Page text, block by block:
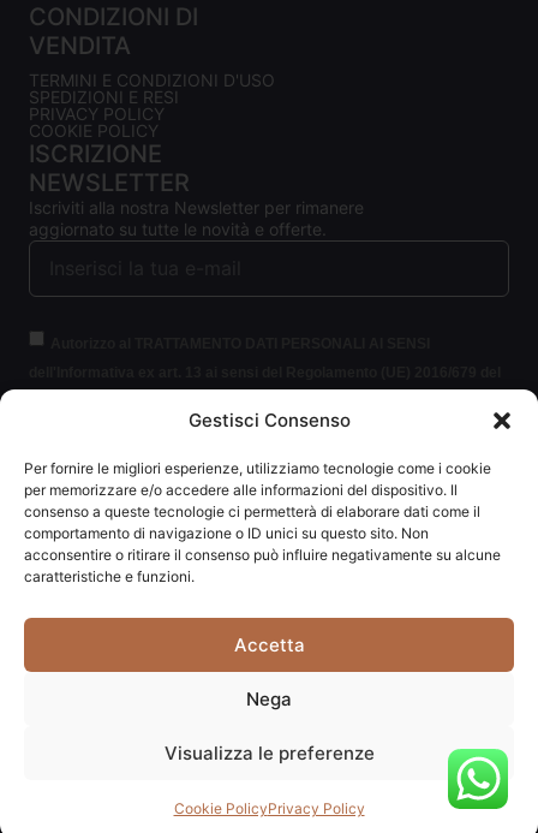
Gestisci Consenso
Per fornire le migliori esperienze, utilizziamo tecnologie come i cookie
per memorizzare e/o accedere alle informazioni del dispositivo. Il
consenso a queste tecnologie ci permetterà di elaborare dati come il
comportamento di navigazione o ID unici su questo sito. Non
acconsentire o ritirare il consenso può influire negativamente su alcune
caratteristiche e funzioni.
Accetta
Nega
Visualizza le preferenze
Cookie PolicyPrivacy Policy
CONDIZIONI DI
VENDITA
TERMINI E CONDIZIONI D'USO
SPEDIZIONI E RESI
PRIVACY POLICY
COOKIE POLICY
ISCRIZIONE
NEWSLETTER
Iscriviti alla nostra Newsletter per rimanere
aggiornato su tutte le novità e offerte.
protezione delle persone fisiche con riguardo al trattamento dei dati
informazioni.
ISCRIVITI ALLA NEWSLETTER
Carpediem di Traversa Monia | P.IVA: 03415840408 | REA:
Website powered byStudio99